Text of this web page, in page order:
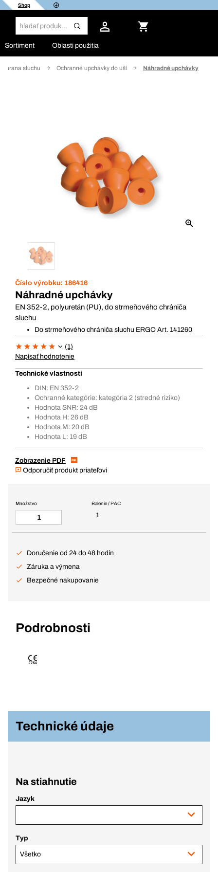
Shop
Sortiment Oblasti použitia
sluchu Ochranné upchávky do uší Náhradné upchávky
Číslo výrobku: 186416
Náhradné upchávky
EN 352-2, polyuretán (PU), do strmeňového chrániča
sluchu
Do strmeňového chrániča sluchu ERGO Art. 141260
(1)
Napísať hodnotenie
Technické vlastnosti
DIN: EN 352-2
Ochranné kategórie: kategória 2 (stredné riziko)
Hodnota SNR: 24 dB
Hodnota H: 26 dB
Hodnota M: 20 dB
Hodnota L: 19 dB
Zobrazenie PDF
Odporučiť produkt priateľovi
Balenie / PAC
1
Množstvo
Doručenie od 24 do 48 hodín
Záruka a výmena
Bezpečné nakupovanie
Podrobnosti
Technické údaje
Na stiahnutie
Jazyk
Typ
Všetko